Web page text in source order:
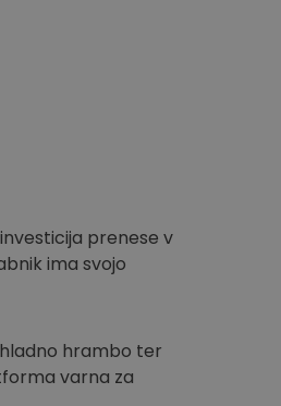
prenese v
ima svojo
hrambo ter
varna za